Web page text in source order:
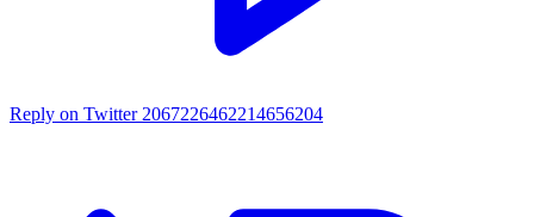
Reply on Twitter 2067226462214656204